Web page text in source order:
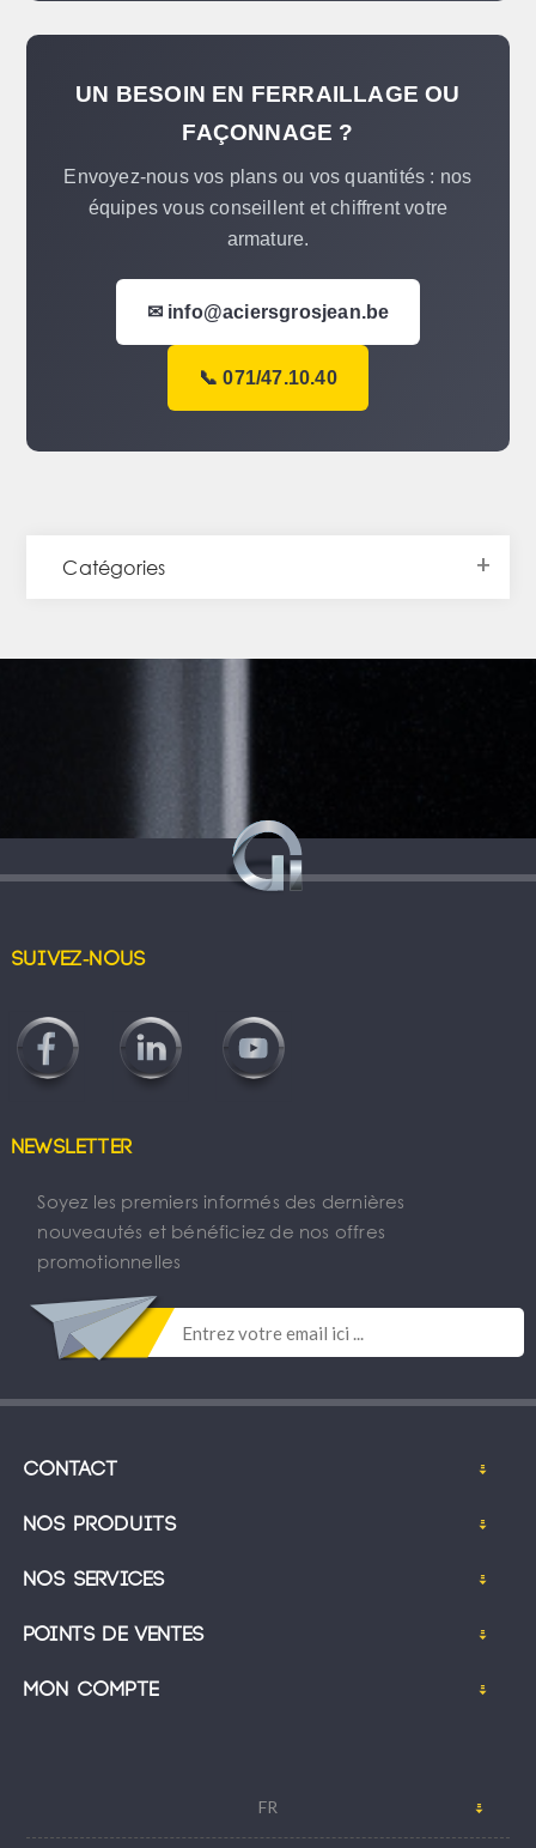
UN BESOIN EN FERRAILLAGE OU
FAÇONNAGE ?
Envoyez-nous vos plans ou vos quantités : nos
équipes vous conseillent et chiffrent votre
armature.
✉ info@aciersgrosjean.be
📞 071/47.10.40
Catégories
Suivez-nous
Newsletter
Soyez les premiers informés des dernières
nouveautés et bénéficiez de nos offres
promotionnelles
Contact
Nos produits
Nos services
Points de ventes
Mon compte
FR